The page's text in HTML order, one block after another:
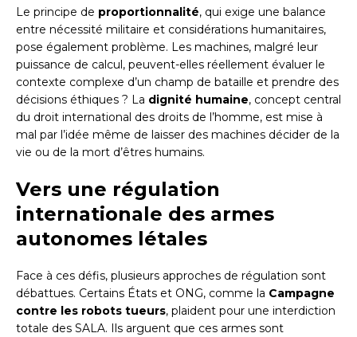
Le principe de proportionnalité, qui exige une balance
entre nécessité militaire et considérations humanitaires,
pose également problème. Les machines, malgré leur
puissance de calcul, peuvent-elles réellement évaluer le
contexte complexe d’un champ de bataille et prendre des
décisions éthiques ? La dignité humaine, concept central
du droit international des droits de l’homme, est mise à
mal par l’idée même de laisser des machines décider de la
vie ou de la mort d’êtres humains.
Vers une régulation
internationale des armes
autonomes létales
Face à ces défis, plusieurs approches de régulation sont
débattues. Certains États et ONG, comme la Campagne
contre les robots tueurs, plaident pour une interdiction
totale des SALA. Ils arguent que ces armes sont